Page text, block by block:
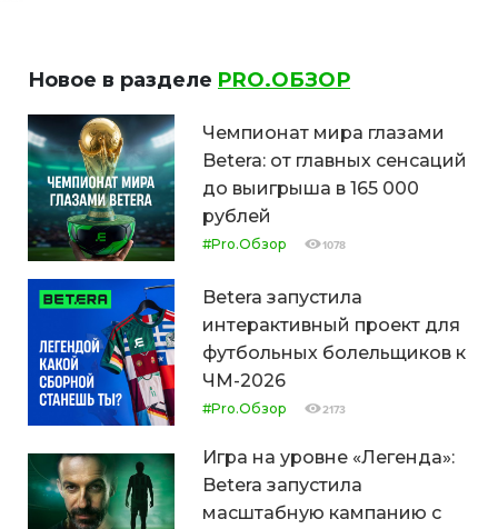
Новое в разделе PRO.ОБЗОР
Чемпионат мира глазами
Betera: от главных сенсаций
до выигрыша в 165 000
рублей
#Pro.Обзор 1078
Betera запустила
интерактивный проект для
футбольных болельщиков к
ЧМ-2026
#Pro.Обзор 2173
Игра на уровне «Легенда»:
Betera запустила
масштабную кампанию с